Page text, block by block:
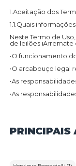
1.Aceitação dos
1.1.Quais
Neste Termo de
de leilões iArremate
•O funcionamento
•O arcabouço legal
•As
•As
deste Termo de Uso
são coletados,o
PRINCIPAIS